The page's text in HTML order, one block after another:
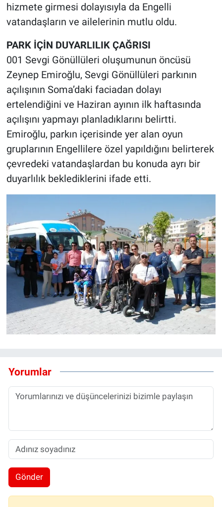
hizmete girmesi dolayısıyla da Engelli
vatandaşların ve ailelerinin mutlu oldu.
PARK İÇİN DUYARLILIK ÇAĞRISI
001 Sevgi Gönüllüleri oluşumunun öncüsü
Zeynep Emiroğlu, Sevgi Gönüllüleri parkının
açılışının Soma’daki faciadan dolayı
ertelendiğini ve Haziran ayının ilk haftasında
açılışını yapmayı planladıklarını belirtti.
Emiroğlu, parkın içerisinde yer alan oyun
gruplarının Engellilere özel yapıldığını belirterek
çevredeki vatandaşlardan bu konuda ayrı bir
duyarlılık beklediklerini ifade etti.
Yorumlar
Gönder